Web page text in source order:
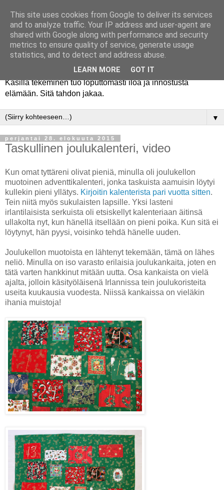
Käsillä tekeminen tuo loputtomasti iloa ja innostusta
elämään. Sitä tahdon jakaa.
▼
perjantai 28. elokuuta 2015
Taskullinen joulukalenteri, video
Kun omat tyttäreni olivat pieniä, minulla oli joulukellon
muotoinen adventtikalenteri, jonka taskuista aamuisin löytyi
kullekin pieni yllätys. Kirjoitin kalenterista pari vuotta sitten.
Tein niitä myös sukulaisten lapsille. Yksi lasteni
irlantilaisista serkuista oli etsiskellyt kalenteriaan äitinsä
ullakolta nyt, kun hänellä itsellään on pieni poika. Kun sitä ei
löytynyt, hän pyysi, voisinko tehdä hänelle uuden.
Joulukellon muotoista en lähtenyt tekemään, tämä on lähes
neliö. Minulla on iso varasto erilaisia joulukankaita, joten en
tätä varten hankkinut mitään uutta. Osa kankaista on vielä
ajalta, jolloin käsityöläisenä Irlannissa tein joulukoristeita
useita kuukausia vuodesta. Niissä kankaissa on vieläkin
ihania muistoja!
This site uses cookies from Google to deliver its services
and to analyze traffic. Your IP address and user-agent are
shared with Google along with performance and security
metrics to ensure quality of service, generate usage
statistics, and to detect and address abuse.
LEARN MORE GOT IT